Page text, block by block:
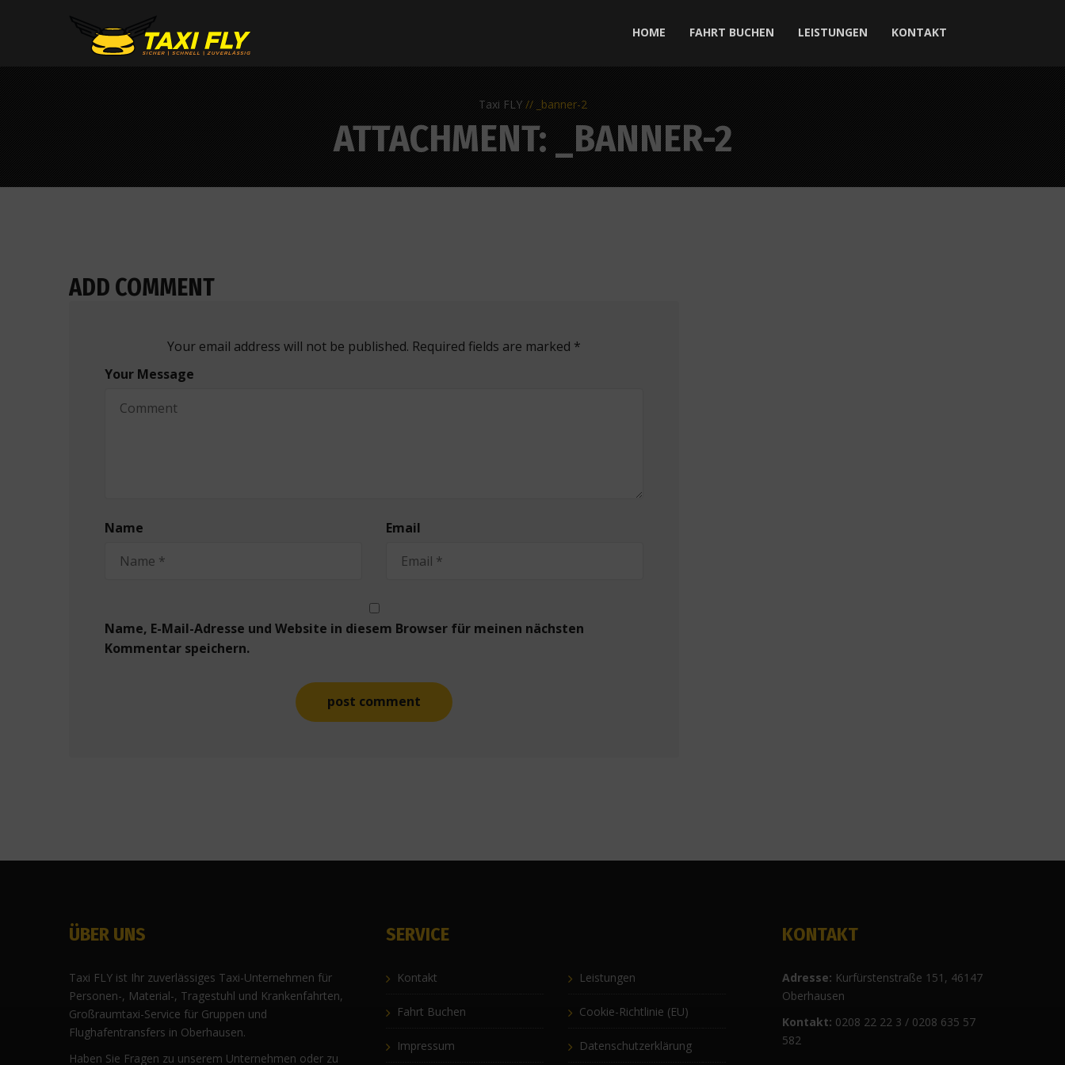
HOME FAHRT BUCHEN LEISTUNGEN KONTAKT
Taxi FLY _banner-2
ATTACHMENT: _BANNER-2
ADD COMMENT
Your email address will not be published. Required fields are marked *
Your Message
Name Email
Name, E-Mail-Adresse und Website in diesem Browser für meinen nächsten
Kommentar speichern.
ÜBER UNS
Taxi FLY ist Ihr zuverlässiges Taxi-Unternehmen für
Personen-, Material-, Tragestuhl und Krankenfahrten,
Großraumtaxi-Service für Gruppen und
Flughafentransfers in Oberhausen.
Haben Sie Fragen zu unserem Unternehmen oder zu
SERVICE
Kontakt Leistungen
Fahrt Buchen Cookie-Richtlinie (EU)
Impressum Datenschutzerklärung
KONTAKT
Adresse: Kurfürstenstraße 151, 46147
Oberhausen
Kontakt: 0208 22 22 3 / 0208 635 57
582